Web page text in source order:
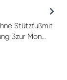
Stützfußmit
3zur Mon…